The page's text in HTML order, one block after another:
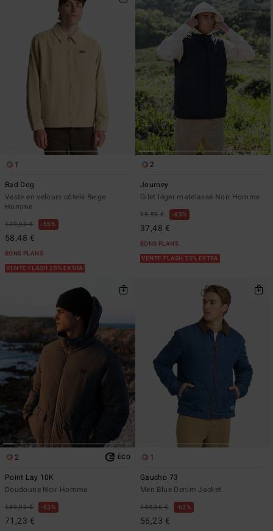
1
Bad Dog
Veste en velours côtelé Beige
Homme
129,95 € 55%
58,48 €
BONS PLANS
VENTE FLASH 25% EXTRA
2
Journey
Gilet léger matelassé Noir Homme
99,95 € 63%
37,48 €
BONS PLANS
VENTE FLASH 25% EXTRA
2 ÉCO
Point Lay 10K
Doudoune Noir Homme
189,95 € 63%
71,23 €
1
Gaucho 73
Men Blue Denim Jacket
149,95 € 63%
56,23 €